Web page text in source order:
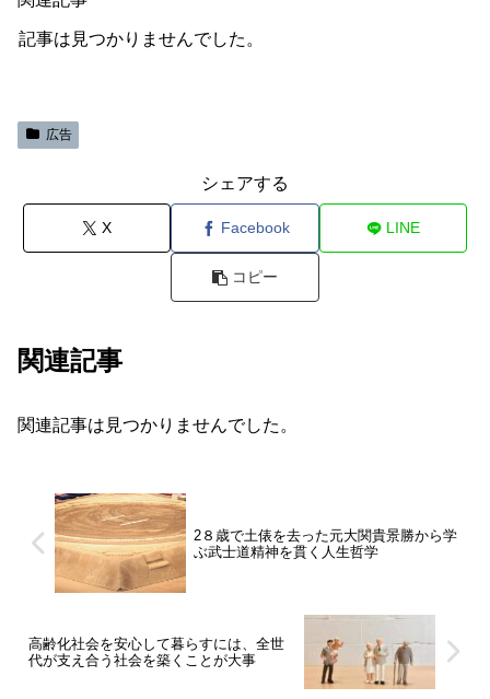
記事は見つかりませんでした。
広告
シェアする
X Facebook LINE
コピー
関連記事
関連記事は見つかりませんでした。
2８歳で土俵を去った元大関貴景勝から学
ぶ武士道精神を貫く人生哲学
高齢化社会を安心して暮らすには、全世
代が支え合う社会を築くことが大事